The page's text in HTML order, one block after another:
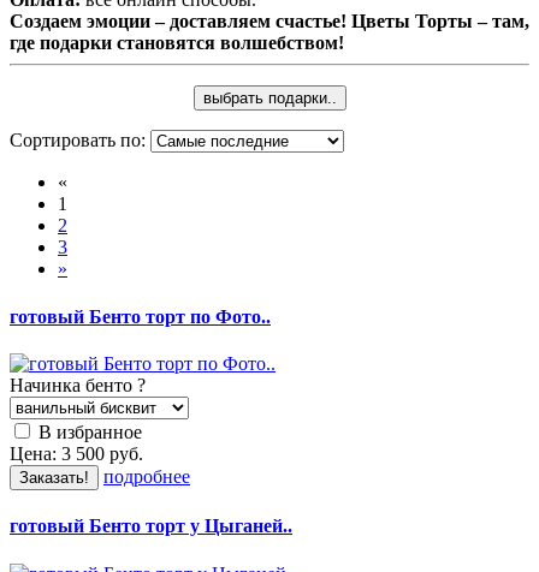
Создаем эмоции – доставляем счастье! Цветы Торты – там,
где подарки становятся волшебством!
выбрать подарки..
Сортировать по:
«
1
2
3
»
готовый Бенто торт по Фото..
Начинка бенто ?
В избранное
Цена: 3 500 руб.
Заказать! подробнее
готовый Бенто торт у Цыганей..